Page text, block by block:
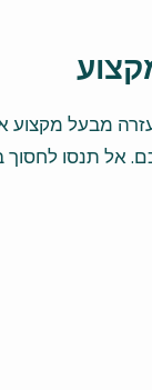
עזרה מבעל
אל תנסו